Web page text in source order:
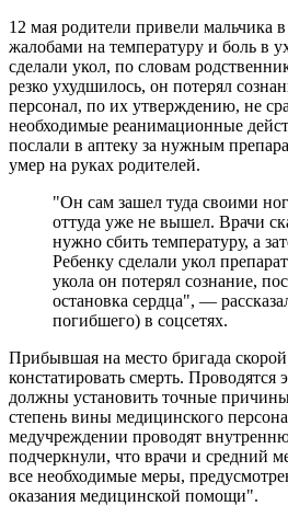
12 мая родители привели мальчика
жалобами на температуру и боль в
сделали укол, по словам
резко ухудшилось, он потерял
персонал, по их утверждению, не
необходимые реанимационные
послали в аптеку за нужным
умер на руках родителей.
"Он сам зашел туда своими
оттуда уже не вышел. Врачи
нужно сбить температуру, а
Ребенку сделали укол
укола он потерял сознание,
остановка сердца", —
погибшего) в соцсетях.
Прибывшая на место бригада
констатировать смерть. Проводятся
должны установить точные
степень вины медицинского
медучреждении проводят
подчеркнули, что врачи и средний
все необходимые меры,
оказания медицинской помощи".